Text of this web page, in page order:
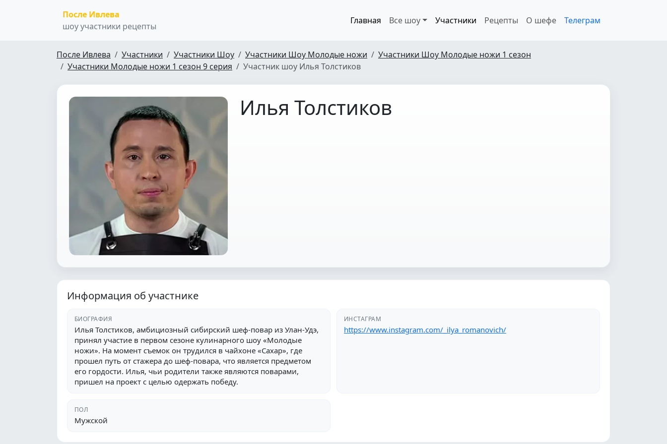
После Ивлева
шоу участники рецепты
Главная Все шоу Участники Рецепты О шефе Телеграм
После Ивлева Участники Участники Шоу Участники Шоу Молодые ножи
Участники Шоу Молодые ножи 1 сезон
Участники Молодые ножи 1 сезон 9 серия
Участник шоу Илья Толстиков
Илья Толстиков
Информация об участнике
БИОГРАФИЯ
Илья Толстиков, амбициозный сибирский шеф-повар из Улан-Удэ,
принял участие в первом сезоне кулинарного шоу «Молодые
ножи». На момент съемок он трудился в чайхоне «Сахар», где
прошел путь от стажера до шеф-повара, что является предметом
его гордости. Илья, чьи родители также являются поварами,
пришел на проект с целью одержать победу.
ИНСТАГРАМ
https://www.instagram.com/_ilya_romanovich/
ПОЛ
Мужской